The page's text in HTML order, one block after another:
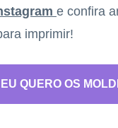
e confira
imprimir!
EU QUERO OS